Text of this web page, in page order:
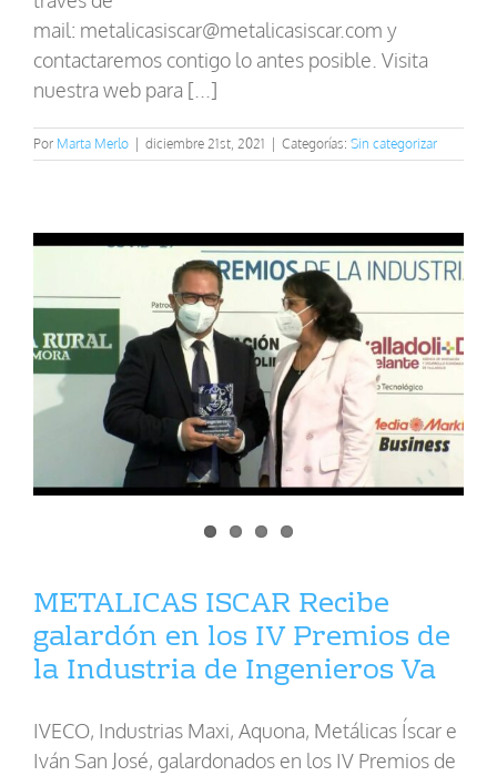
mail: metalicasiscar@metalicasiscar.com y
contactaremos contigo lo antes posible. Visita
nuestra web para [...]
Por Marta Merlo diciembre 21st, 2021 Categorías: Sin categorizar
METALICAS ISCAR Recibe
galardón en los IV Premios de
la Industria de Ingenieros Va
IVECO, Industrias Maxi, Aquona, Metálicas Íscar e
Iván San José, galardonados en los IV Premios de